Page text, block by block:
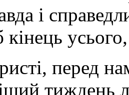
і
кінець
перед
тиждень